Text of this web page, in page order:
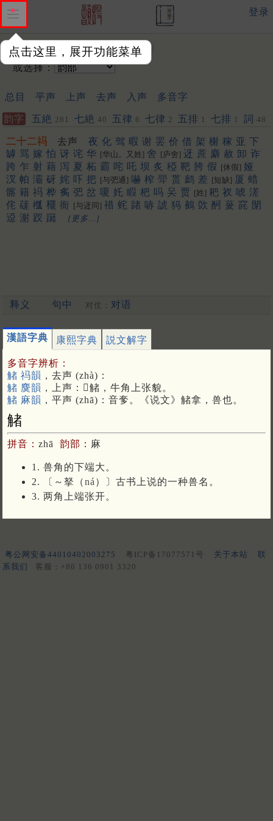
点击这里，展开功能菜单
登录
输入韵字：
或选择：
总目 平声 上声 去声 入声 多音字
韵字 五絶 281 七絶 40 五律 6 七律 2 五排 1 七排 1 詞 48
二十二祃 去声 夜 化 驾 暇 谢 罢 价 借 架 榭 稼 亚 下
罅 骂 嫁 怕 讶 诧 华 [华山。又姓] 舍 [庐舍] 迓 蔗 麝 赦 卸 诈
跨 乍 射 藉 泻 夏 柘 霸 咤 吒 坝 炙 稏 靶 胯 假 [休假] 娅
汊 帕 灞 砑 姹 吓 把 [与弝通] 嚇 榨 斝 贳 鹧 差 [短缺] 厦 蜡
髂 籍 祃 桦 䏑 弝 岔 嗄 奼 睱 杷 吗 㕦 贾 [姓] 耙 衩 唬 溠
侘 䕢 槬 䆉 衙 [与迓同] 䄍 䖳 踷 哧 諕 犸 鵺 㰳 酠 蓌 䆛 閕
䢝 㴬 䟕 躤 [更多…]
释义 句中 对仗： 对语
漢語字典 康熙字典 説文解字
多音字辨析：
觰 祃韻 ，去声 (zhà)：
觰 麌韻 ，上声：𧤐觰，牛角上张貌。
觰 麻韻 ，平声 (zhā)：音奓。《说文》觰拿，兽也。
觰
拼音： zhā 韵部： 麻
1. 兽角的下端大。
2. 〔～拏（ná ）〕古书上说的一种兽名。
3. 两角上端张开。
粤公网安备44010402003275 粤ICP备17077571号 关于本站
联
系我们
客服：+86 136 0901 3320